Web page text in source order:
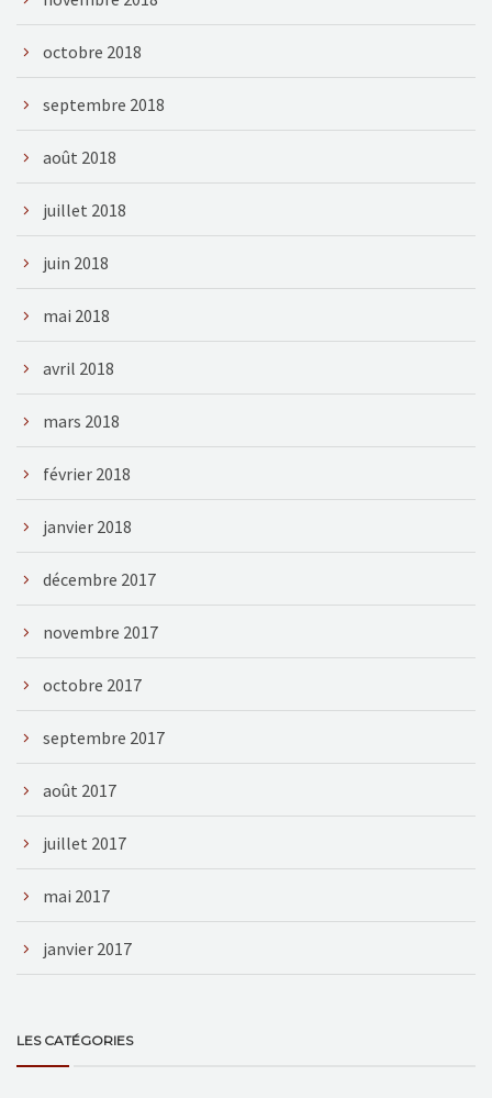
octobre 2018
septembre 2018
août 2018
juillet 2018
juin 2018
mai 2018
avril 2018
mars 2018
février 2018
janvier 2018
décembre 2017
novembre 2017
octobre 2017
septembre 2017
août 2017
juillet 2017
mai 2017
janvier 2017
LES CATÉGORIES